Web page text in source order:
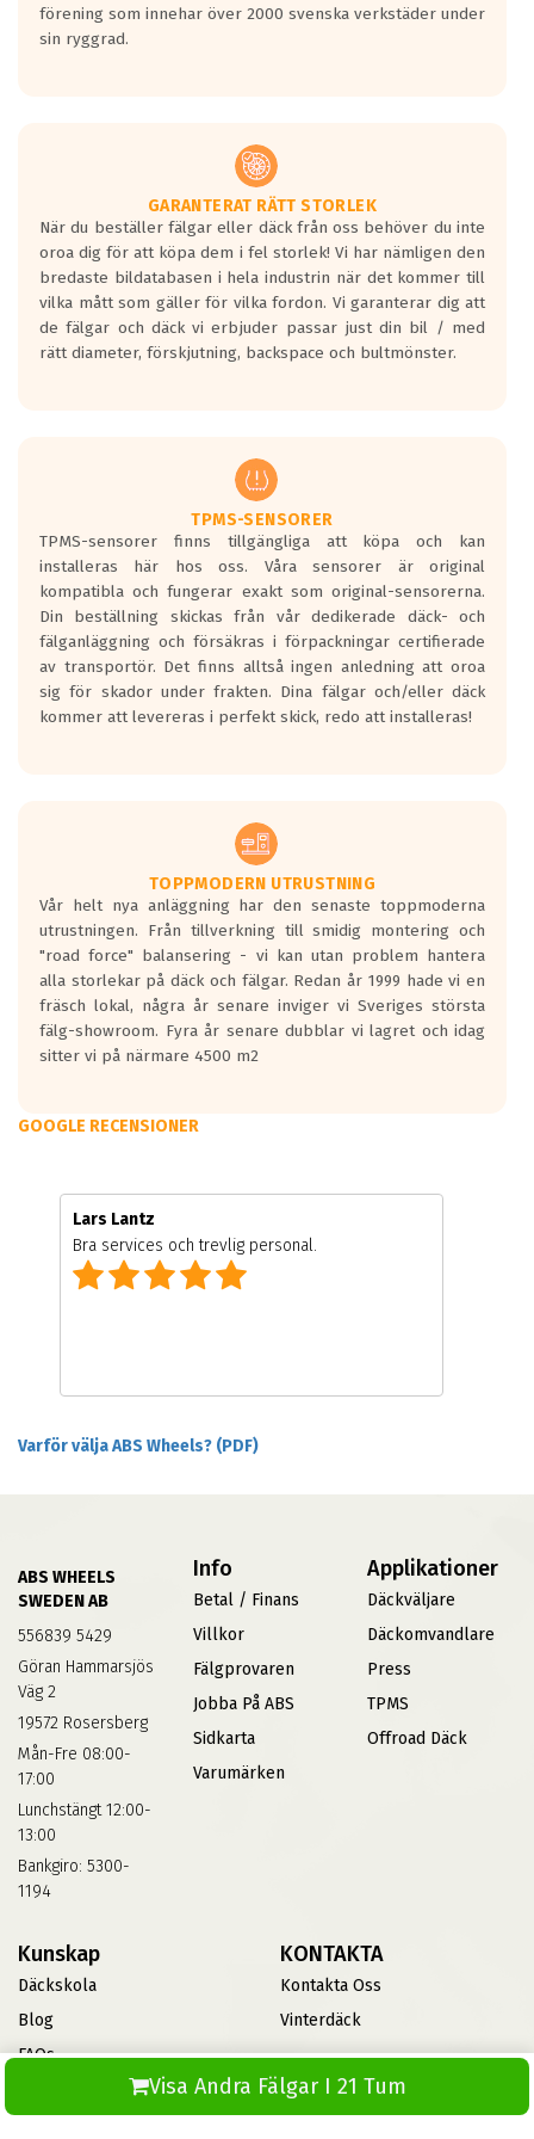
Visa Andra Fälgar I 21 Tum
förening som innehar över 2000 svenska verkstäder under
sin ryggrad.
GARANTERAT RÄTT STORLEK
När du beställer fälgar eller däck från oss behöver du inte
oroa dig för att köpa dem i fel storlek! Vi har nämligen den
bredaste bildatabasen i hela industrin när det kommer till
vilka mått som gäller för vilka fordon. Vi garanterar dig att
de fälgar och däck vi erbjuder passar just din bil / med
rätt diameter, förskjutning, backspace och bultmönster.
TPMS-SENSORER
TPMS-sensorer finns tillgängliga att köpa och kan
installeras här hos oss. Våra sensorer är original
kompatibla och fungerar exakt som original-sensorerna.
Din beställning skickas från vår dedikerade däck- och
fälganläggning och försäkras i förpackningar certifierade
av transportör. Det finns alltså ingen anledning att oroa
sig för skador under frakten. Dina fälgar och/eller däck
kommer att levereras i perfekt skick, redo att installeras!
TOPPMODERN UTRUSTNING
Vår helt nya anläggning har den senaste toppmoderna
utrustningen. Från tillverkning till smidig montering och
"road force" balansering - vi kan utan problem hantera
alla storlekar på däck och fälgar. Redan år 1999 hade vi en
fräsch lokal, några år senare inviger vi Sveriges största
fälg-showroom. Fyra år senare dubblar vi lagret och idag
sitter vi på närmare 4500 m2
GOOGLE RECENSIONER
Lars Lantz
Bra services och trevlig personal.
Varför välja ABS Wheels? (PDF)
ABS WHEELS
SWEDEN AB
556839 5429
Göran Hammarsjös
Väg 2
19572 Rosersberg
Mån-Fre 08:00-
17:00
Lunchstängt 12:00-
13:00
Bankgiro: 5300-
1194
Info
Betal / Finans
Villkor
Fälgprovaren
Jobba På ABS
Sidkarta
Varumärken
Applikationer
Däckväljare
Däckomvandlare
Press
TPMS
Offroad Däck
Kunskap
Däckskola
Blog
FAQs
Informationsbank Av Däck
Och Fälgar
KONTAKTA
Kontakta Oss
Vinterdäck